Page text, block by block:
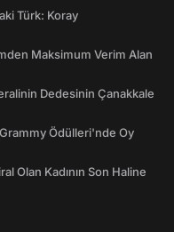
Türk: Koray
Maksimum Verim Alan
Dedesinin Çanakkale
Grammy Ödülleri'nde Oy
Olan Kadının Son Haline